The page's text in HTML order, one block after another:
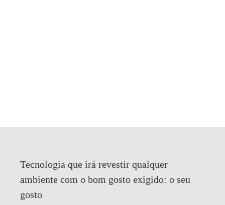
Tecnologia que irá revestir qualquer
ambiente com o bom gosto exigido: o seu
gosto